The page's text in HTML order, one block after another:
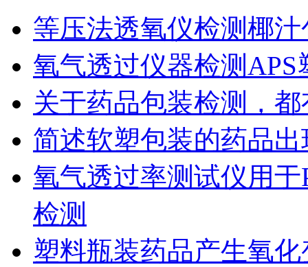
等压法透氧仪检测椰
氧气透过仪器检测
关于药品包装检测，
简述软塑包装的药品
氧气透过率测试仪用
检测
塑料瓶装药品产生氧